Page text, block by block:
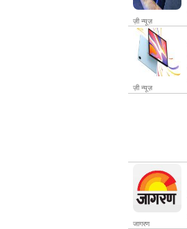
ज़ी न्यूज़
ज़ी न्यूज़
जागरण